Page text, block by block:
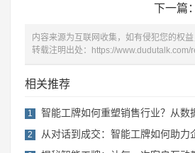
下一篇：
内容来源为互联网收集，如有侵犯您的权益
转载注明出处：
https://www.dudutalk.com/
相关推荐
1 智能工牌如何重塑销售行业？从数
2 从对话到成交：智能工牌如何助力